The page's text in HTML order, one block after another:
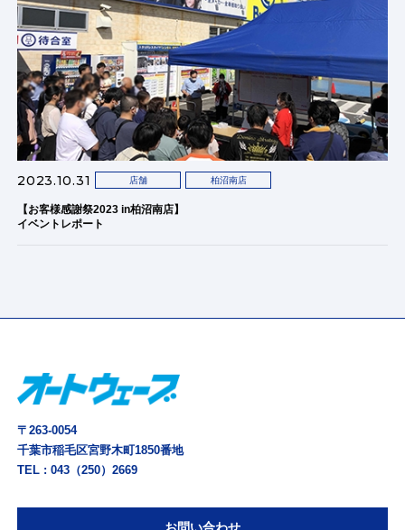
2023.10.31 店舗 柏沼南店
【お客様感謝祭2023 in柏沼南店】
イベントレポート
〒263-0054
千葉市稲毛区宮野木町1850番地
TEL :043（250）2669